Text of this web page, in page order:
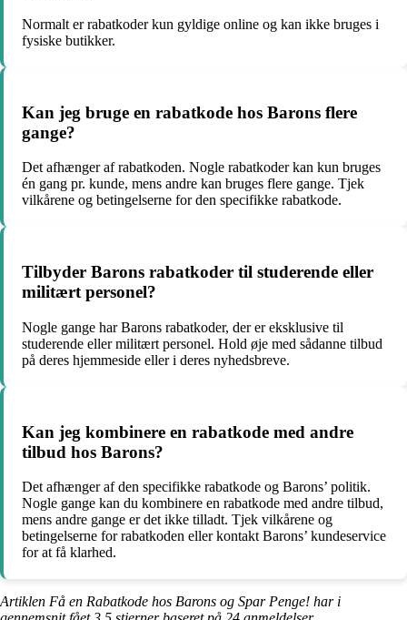
Normalt er rabatkoder kun gyldige online og kan ikke bruges i
fysiske butikker.
Kan jeg bruge en rabatkode hos Barons flere
gange?
Det afhænger af rabatkoden. Nogle rabatkoder kan kun bruges
én gang pr. kunde, mens andre kan bruges flere gange. Tjek
vilkårene og betingelserne for den specifikke rabatkode.
Tilbyder Barons rabatkoder til studerende eller
militært personel?
Nogle gange har Barons rabatkoder, der er eksklusive til
studerende eller militært personel. Hold øje med sådanne tilbud
på deres hjemmeside eller i deres nyhedsbreve.
Kan jeg kombinere en rabatkode med andre
tilbud hos Barons?
Det afhænger af den specifikke rabatkode og Barons’ politik.
Nogle gange kan du kombinere en rabatkode med andre tilbud,
mens andre gange er det ikke tilladt. Tjek vilkårene og
betingelserne for rabatkoden eller kontakt Barons’ kundeservice
for at få klarhed.
Artiklen Få en Rabatkode hos Barons og Spar Penge! har i